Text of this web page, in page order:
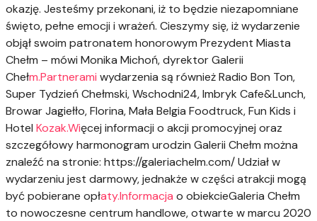
okazję. Jesteśmy przekonani, iż to będzie niezapomniane
święto, pełne emocji i wrażeń. Cieszymy się, iż wydarzenie
objął swoim patronatem honorowym Prezydent Miasta
Chełm – mówi Monika Michoń, dyrektor Galerii
Chełm.Partnerami wydarzenia są również Radio Bon Ton,
Super Tydzień Chełmski, Wschodni24, Imbryk Cafe&Lunch,
Browar Jagiełło, Florina, Mała Belgia Foodtruck, Fun Kids i
Hotel Kozak.Więcej informacji o akcji promocyjnej oraz
szczegółowy harmonogram urodzin Galerii Chełm można
znaleźć na stronie: https://galeriachelm.com/Udział w
wydarzeniu jest darmowy, jednakże w części atrakcji mogą
być pobierane opłaty.Informacja o obiekcieGaleria Chełm
to nowoczesne centrum handlowe, otwarte w marcu 2020